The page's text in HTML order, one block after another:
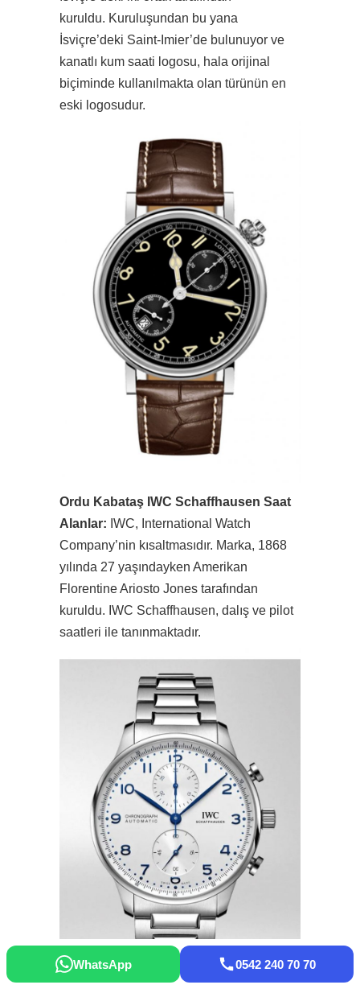
kuruldu. Kuruluşundan bu yana
İsviçre’deki Saint-Imier’de bulunuyor ve
kanatlı kum saati logosu, hala orijinal
biçiminde kullanılmakta olan türünün en
eski logosudur.
Ordu Kabataş IWC Schaffhausen Saat
Alanlar: IWC, International Watch
Company’nin kısaltmasıdır. Marka, 1868
yılında 27 yaşındayken Amerikan
Florentine Ariosto Jones tarafından
kuruldu. IWC Schaffhausen, dalış ve pilot
saatleri ile tanınmaktadır.
WhatsApp 0542 240 70 70